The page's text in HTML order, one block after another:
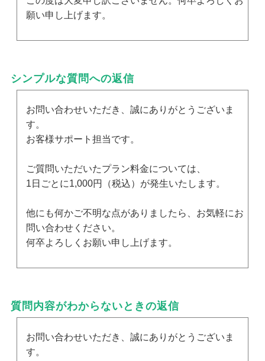
願い申し上げます。
シンプルな質問への返信
お問い合わせいただき、誠にありがとうございま
す。
お客様サポート担当です。
ご質問いただいたプラン料金については、
1日ごとに1,000円（税込）が発生いたします。
他にも何かご不明な点がありましたら、お気軽にお
問い合わせください。
何卒よろしくお願い申し上げます。
質問内容がわからないときの返信
お問い合わせいただき、誠にありがとうございま
す。